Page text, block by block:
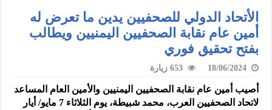
الأتحاد الدولي للصحفيين يدين ما تعرض له
أمين عام نقابة الصحفيين اليمنيين ويطالب
بفتح تحقيق فوري
18/06/2024 653 زيارة
أصيب أمين عام نقابة الصحفيين اليمنيين والأمين العام المساعد
لاتحاد الصحفيين العرب، محمد شبيطة، يوم الثلاثاء 7 مايو/ أيار